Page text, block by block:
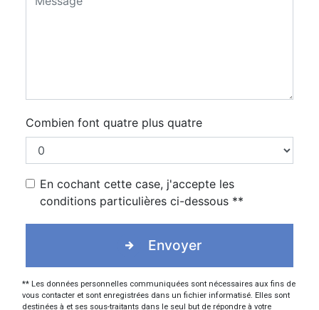
Combien font quatre plus quatre
En cochant cette case, j'accepte les
conditions particulières ci-dessous **
Envoyer
** Les données personnelles communiquées sont nécessaires aux fins de
vous contacter et sont enregistrées dans un fichier informatisé. Elles sont
destinées à et ses sous-traitants dans le seul but de répondre à votre